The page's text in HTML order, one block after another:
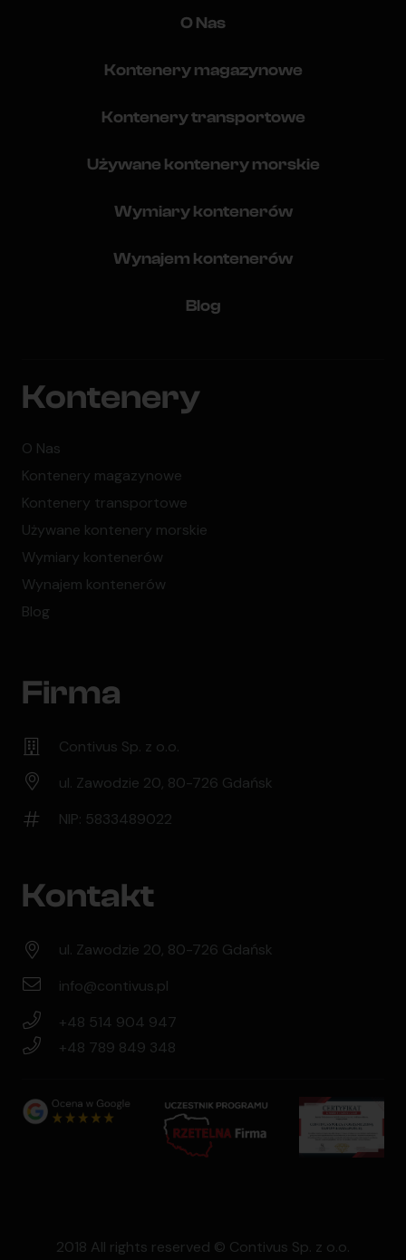
O Nas
Kontenery magazynowe
Kontenery transportowe
Używane kontenery morskie
Wymiary kontenerów
Wynajem kontenerów
Blog
Kontenery
O Nas
Kontenery magazynowe
Kontenery transportowe
Używane kontenery morskie
Wymiary kontenerów
Wynajem kontenerów
Blog
Firma
Contivus Sp. z o.o.
ul. Zawodzie 20, 80-726 Gdańsk
NIP: 5833489022
Kontakt
ul. Zawodzie 20, 80-726 Gdańsk
info@contivus.pl
+48 514 904 947
+48 789 849 348
2018 All rights reserved © Contivus Sp. z o.o.